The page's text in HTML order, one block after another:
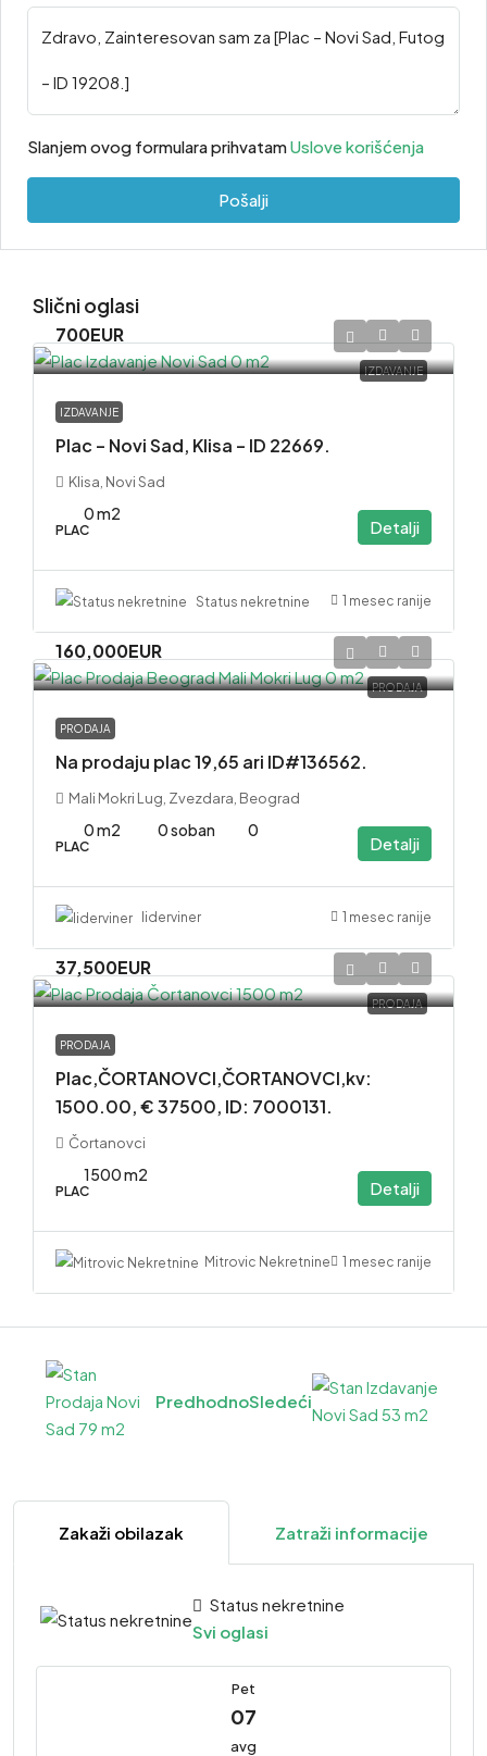
Slanjem ovog formulara prihvatamUslove korišćenja
Pošalji
Slični oglasi
IZDAVANJE
700EUR
IZDAVANJE
Plac – Novi Sad, Klisa – ID 22669.
Klisa, Novi Sad
0 m2
PLAC Detalji
Status nekretnine 1 mesec ranije
PRODAJA
160,000EUR
PRODAJA
Na prodaju plac 19,65 ari ID#136562.
Mali Mokri Lug, Zvezdara, Beograd
0 m2 0 soban 0
PLAC Detalji
liderviner 1 mesec ranije
PRODAJA
37,500EUR
PRODAJA
Plac,ČORTANOVCI,ČORTANOVCI,kv:
1500.00, € 37500, ID: 7000131.
Čortanovci
1500 m2
PLAC Detalji
Mitrovic Nekretnine 1 mesec ranije
PredhodnoSledeći
Zakaži obilazak Zatraži informacije
Status nekretnine
Svi oglasi
Pet
07
avg